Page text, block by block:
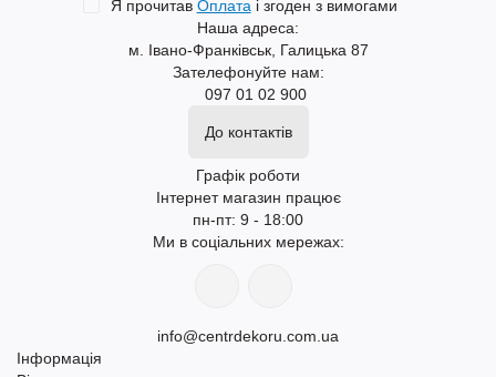
Я прочитав Оплата і згоден з вимогами
Наша адреса:
м. Івано-Франківськ, Галицька 87
Зателефонуйте нам:
097 01 02 900
До контактів
Графік роботи
Інтернет магазин працює
пн-пт: 9 - 18:00
Ми в соціальних мережах:
info@centrdekoru.com.ua
Інформація